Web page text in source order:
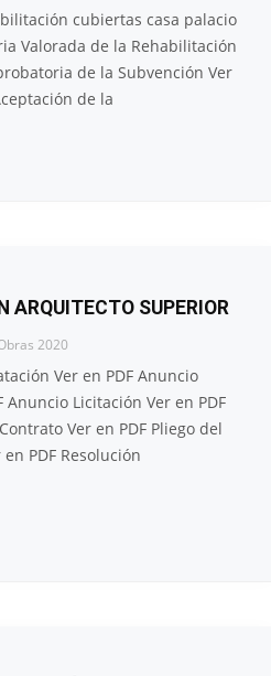
cubiertas casa palacio
Valorada de la Rehabilitación
de la Subvención Ver
de la
ARQUITECTO SUPERIOR
2020
Ver en PDF Anuncio
Licitación Ver en PDF
Ver en PDF Pliego del
PDF Resolución